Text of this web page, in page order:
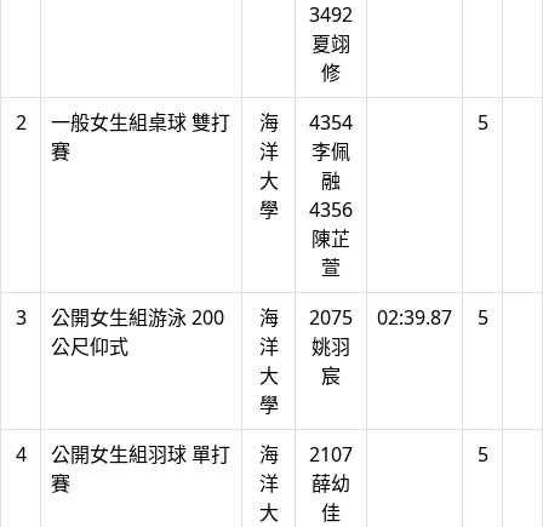
3492
夏翊
修
2
一般女生組桌球 雙打
賽
海
洋
大
學
4354
李佩
融
4356
陳芷
萱
5
3
公開女生組游泳 200
公尺仰式
海
洋
大
學
2075
姚羽
宸
02:39.87 5
4
公開女生組羽球 單打
賽
海
洋
大
2107
薛幼
佳
5